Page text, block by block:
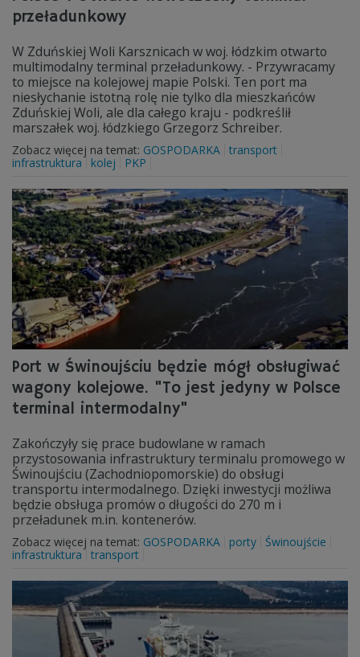
przeładunkowy
W Zduńskiej Woli Karsznicach w woj. łódzkim otwarto
multimodalny terminal przeładunkowy. - Przywracamy
to miejsce na kolejowej mapie Polski. Ten port ma
niesłychanie istotną rolę nie tylko dla mieszkańców
Zduńskiej Woli, ale dla całego kraju - podkreślił
marszałek woj. łódzkiego Grzegorz Schreiber.
Zobacz więcej na temat: GOSPODARKA transport
infrastruktura
kolej PKP
Port w Świnoujściu będzie mógł obsługiwać
wagony kolejowe. "To jest jedyny w Polsce
terminal intermodalny"
Zakończyły się prace budowlane w ramach
przystosowania infrastruktury terminalu promowego w
Świnoujściu (Zachodniopomorskie) do obsługi
transportu intermodalnego. Dzięki inwestycji możliwa
będzie obsługa promów o długości do 270 m i
przeładunek m.in. kontenerów.
Zobacz więcej na temat: GOSPODARKA porty Świnoujście
infrastruktura
transport